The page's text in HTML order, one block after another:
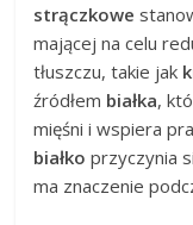
strączkowe
mającej na celu
tłuszczu, takie jak
źródłem białka,
mięśni i wspiera
białko przyczynia
ma znaczenie